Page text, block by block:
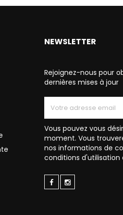
NEWSLETTER
Rejoignez-nous pour
dernières mises à jour
Vous pouvez vous
moment. Vous
nos informations de
conditions d'utilisation